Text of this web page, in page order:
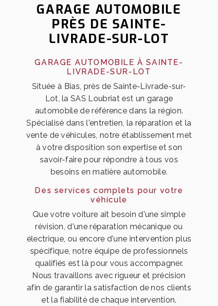
GARAGE AUTOMOBILE
PRÈS DE SAINTE-
LIVRADE-SUR-LOT
GARAGE AUTOMOBILE À SAINTE-
LIVRADE-SUR-LOT
Située à Bias, près de Sainte-Livrade-sur-
Lot, la SAS Loubriat est un garage
automobile de référence dans la région.
Spécialisé dans l'entretien, la réparation et la
vente de véhicules, notre établissement met
à votre disposition son expertise et son
savoir-faire pour répondre à tous vos
besoins en matière automobile.
Des services complets pour votre
véhicule
Que votre voiture ait besoin d'une simple
révision, d'une réparation mécanique ou
électrique, ou encore d'une intervention plus
spécifique, notre équipe de professionnels
qualifiés est là pour vous accompagner.
Nous travaillons avec rigueur et précision
afin de garantir la satisfaction de nos clients
et la fiabilité de chaque intervention.